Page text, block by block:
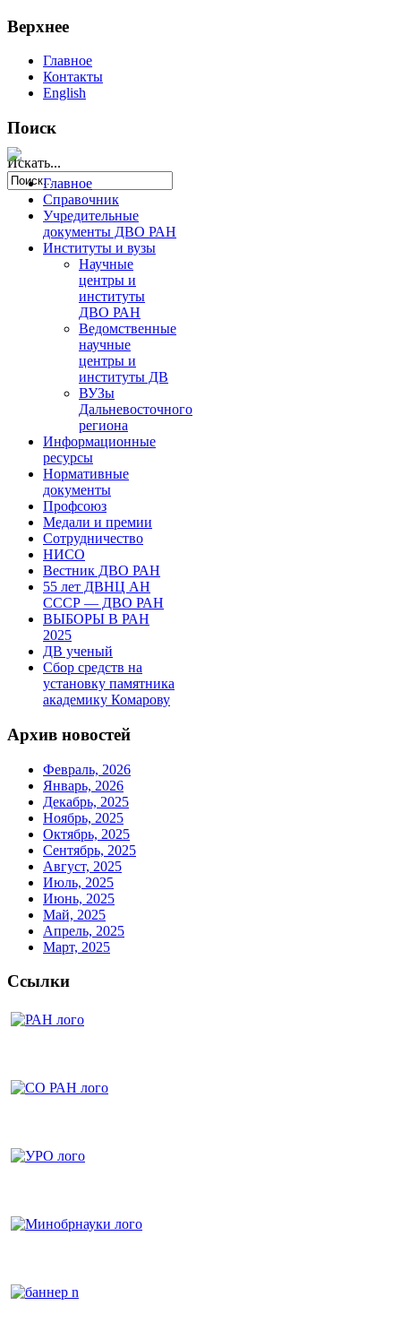
Верхнее
Главное
Контакты
English
Поиск
Искать...
Главное
Справочник
Учредительные
документы ДВО РАН
Институты и вузы
Научные
центры и
институты
ДВО РАН
Ведомственные
научные
центры и
институты ДВ
ВУЗы
Дальневосточного
региона
Информационные
ресурсы
Нормативные
документы
Профсоюз
Медали и премии
Сотрудничество
НИСО
Вестник ДВО РАН
55 лет ДВНЦ АН
СССР — ДВО РАН
ВЫБОРЫ В РАН
2025
ДВ ученый
Сбор средств на
установку памятника
академику Комарову
Архив новостей
Февраль, 2026
Январь, 2026
Декабрь, 2025
Ноябрь, 2025
Октябрь, 2025
Сентябрь, 2025
Август, 2025
Июль, 2025
Июнь, 2025
Май, 2025
Апрель, 2025
Март, 2025
Ссылки